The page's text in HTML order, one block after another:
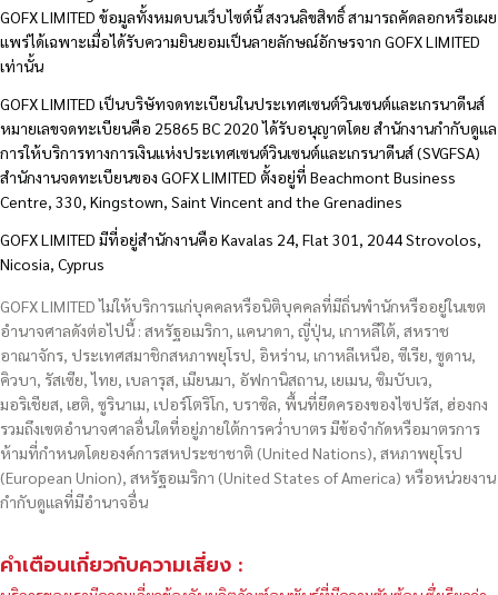
GOFX LIMITED ข้อมูลทั้งหมดบนเว็บไซต์นี้ สงวนลิขสิทธิ์ สามารถคัดลอกหรือเผย
แพร่ได้เฉพาะเมื่อได้รับความยินยอมเป็นลายลักษณ์อักษรจาก GOFX LIMITED
เท่านั้น
GOFX LIMITED เป็นบริษัทจดทะเบียนในประเทศเซนต์วินเซนต์และเกรนาดีนส์
หมายเลขจดทะเบียนคือ 25865 BC 2020 ได้รับอนุญาตโดย สำนักงานกำกับดูแล
การให้บริการทางการเงินแห่งประเทศเซนต์วินเซนต์และเกรนาดีนส์ (SVGFSA)
สำนักงานจดทะเบียนของ GOFX LIMITED ตั้งอยู่ที่ Beachmont Business
Centre, 330, Kingstown, Saint Vincent and the Grenadines
GOFX LIMITED มีที่อยู่สำนักงานคือ Kavalas 24, Flat 301, 2044 Strovolos,
Nicosia, Cyprus
GOFX LIMITED ไม่ให้บริการแก่บุคคลหรือนิติบุคคลที่มีถิ่นพำนักหรืออยู่ในเขต
อำนาจศาลดังต่อไปนี้ : สหรัฐอเมริกา, แคนาดา, ญี่ปุ่น, เกาหลีใต้, สหราช
อาณาจักร, ประเทศสมาชิกสหภาพยุโรป, อิหร่าน, เกาหลีเหนือ, ซีเรีย, ซูดาน,
คิวบา, รัสเซีย, ไทย, เบลารุส, เมียนมา, อัฟกานิสถาน, เยเมน, ซิมบับเว,
มอริเชียส, เฮติ, ซูรินาเม, เปอร์โตริโก, บราซิล, พื้นที่ยึดครองของไซปรัส, ฮ่องกง
รวมถึงเขตอำนาจศาลอื่นใดที่อยู่ภายใต้การคว่ำบาตร มีข้อจำกัดหรือมาตรการ
ห้ามที่กำหนดโดยองค์การสหประชาชาติ (United Nations), สหภาพยุโรป
(European Union), สหรัฐอเมริกา (United States of America) หรือหน่วยงาน
กำกับดูแลที่มีอำนาจอื่น
คำเตือนเกี่ยวกับความเสี่ยง :